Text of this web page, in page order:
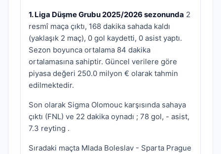
1. Liga Düşme Grubu 2025/2026 sezonunda 2
resmî maça çıktı, 168 dakika sahada kaldı
(yaklaşık 2 maç), 0 gol kaydetti, 0 asist yaptı.
Sezon boyunca ortalama 84 dakika
ortalamasına sahiptir. Güncel verilere göre
piyasa değeri 250.0 milyon € olarak tahmin
edilmektedir.
Son olarak Sigma Olomouc karşısında sahaya
çıktı (FNL) ve 22 dakika oynadı ; 78 gol, - asist,
7.3 reyting .
Sıradaki maçta Mlada Boleslav - Sparta Prague